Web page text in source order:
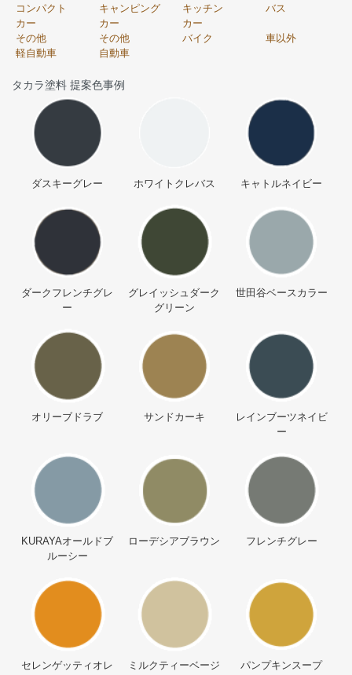
コンパクト
カー
キャンピング
カー
キッチン
カー
バス
その他
軽自動車
その他
自動車
バイク 車以外
タカラ塗料 提案色事例
ダスキーグレー ホワイトクレバス キャトルネイビー
ダークフレンチグレ
ー
グレイッシュダーク
グリーン
世田谷ベースカラー
オリーブドラブ サンドカーキ
レインブーツネイビ
ー
KURAYAオールドブ
ルーシー
ローデシアブラウン フレンチグレー
セレンゲッティオレ
ミルクティーベージ
パンプキンスープ